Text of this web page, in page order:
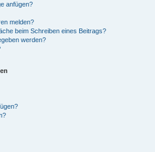
anfügen?
melden?
beim Schreiben eines Beitrags?
werden?